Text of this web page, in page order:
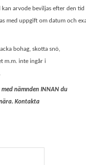
arvode beviljas efter den tid
med uppgift om datum och
bohag, skotta snö,
m.m. inte ingår i
nämnden INNAN du
Kontakta